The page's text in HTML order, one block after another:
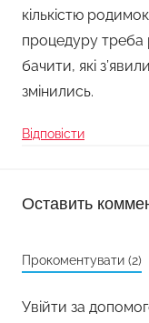
кількістю
процедуру
бачити, які
змінились.
Відповісти
Оставить
Прокоментувати (2)
Увійти за